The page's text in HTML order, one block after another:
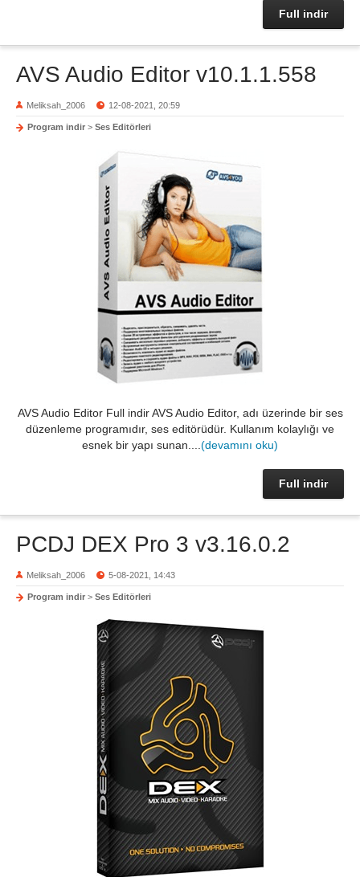
Full indir
AVS Audio Editor v10.1.1.558
Meliksah_2006 12-08-2021, 20:59
Program indir > Ses Editörleri
AVS Audio Editor Full indir AVS Audio Editor, adı üzerinde bir ses
düzenleme programıdır, ses editörüdür. Kullanım kolaylığı ve
esnek bir yapı sunan.... (devamını oku)
Full indir
PCDJ DEX Pro 3 v3.16.0.2
Meliksah_2006 5-08-2021, 14:43
Program indir > Ses Editörleri